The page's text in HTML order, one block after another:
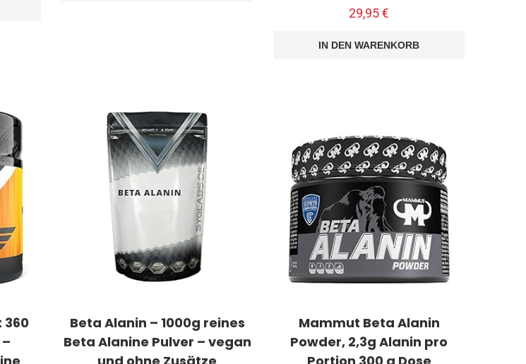
29,95€
IN DEN WARENKORB
360
Beta Alanin – 1000g reines
Beta Alanine Pulver – vegan
Mammut Beta Alanin
Powder, 2,3g Alanin pro